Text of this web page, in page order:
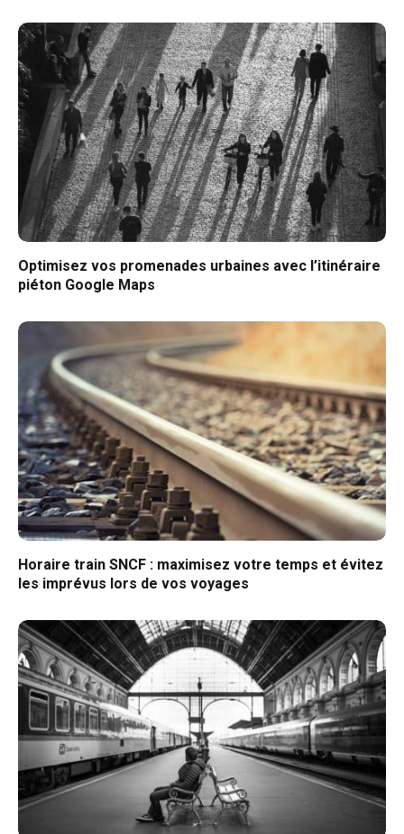
Optimisez vos promenades urbaines avec l’itinéraire
piéton Google Maps
Horaire train SNCF : maximisez votre temps et évitez
les imprévus lors de vos voyages